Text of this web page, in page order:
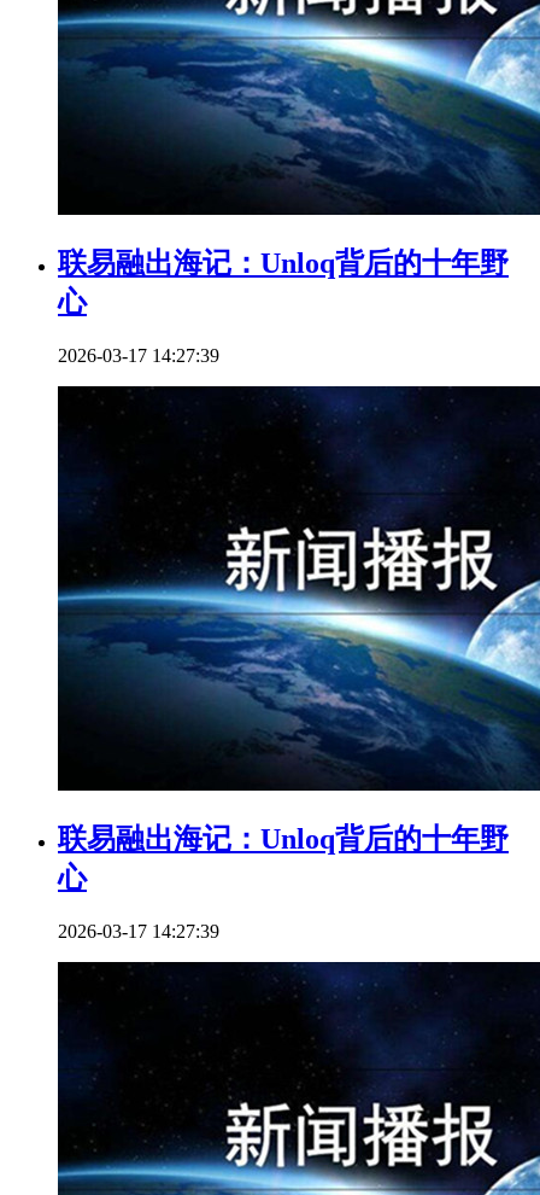
联易融出海记：Unloq背后的十年野
心
2026-03-17 14:27:39
联易融出海记：Unloq背后的十年野
心
2026-03-17 14:27:39